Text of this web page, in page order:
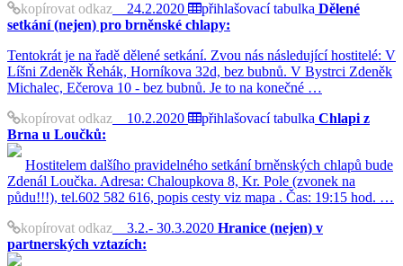
kopírovat odkaz 24.2.2020 přihlašovací tabulka Dělené
setkání (nejen) pro brněnské chlapy:
Tentokrát je na řadě dělené setkání. Zvou nás následující hostitelé: V
Líšni Zdeněk Řehák, Horníkova 32d, bez bubnů. V Bystrci Zdeněk
Michalec, Ečerova 10 - bez bubnů. Je to na konečné …
kopírovat odkaz 10.2.2020 přihlašovací tabulka Chlapi z
Brna u Loučků:
Hostitelem dalšího pravidelného setkání brněnských chlapů bude
Zdenál Loučka. Adresa: Chaloupkova 8, Kr. Pole (zvonek na
půdu!!!), tel.602 582 616, popis cesty viz mapa . Čas: 19:15 hod. …
kopírovat odkaz 3.2.- 30.3.2020 Hranice (nejen) v
partnerských vztazích: